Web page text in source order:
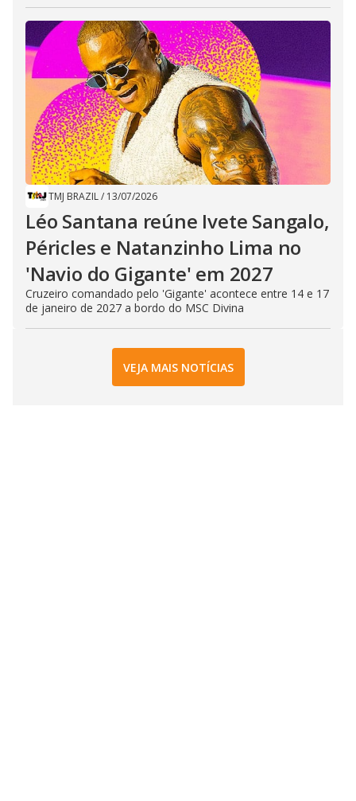
TMJ BRAZIL/ 13/07/2026
Léo Santana reúne Ivete Sangalo,
Péricles e Natanzinho Lima no
'Navio do Gigante' em 2027
Cruzeiro comandado pelo 'Gigante' acontece entre 14 e 17
de janeiro de 2027 a bordo do MSC Divina
VEJA MAIS NOTÍCIAS